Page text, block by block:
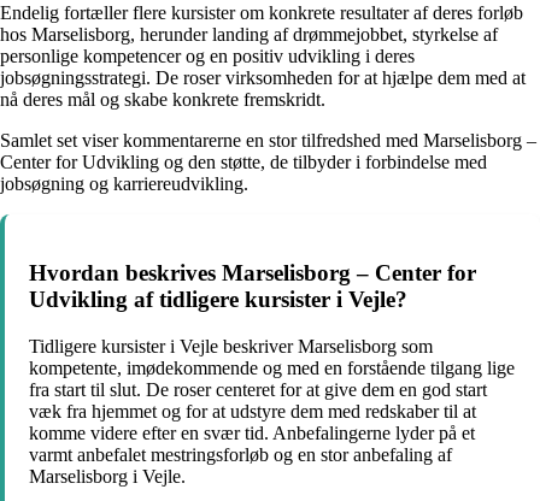
Endelig fortæller flere kursister om konkrete resultater af deres forløb
hos Marselisborg, herunder landing af drømmejobbet, styrkelse af
personlige kompetencer og en positiv udvikling i deres
jobsøgningsstrategi. De roser virksomheden for at hjælpe dem med at
nå deres mål og skabe konkrete fremskridt.
Samlet set viser kommentarerne en stor tilfredshed med Marselisborg –
Center for Udvikling og den støtte, de tilbyder i forbindelse med
jobsøgning og karriereudvikling.
Hvordan beskrives Marselisborg – Center for
Udvikling af tidligere kursister i Vejle?
Tidligere kursister i Vejle beskriver Marselisborg som
kompetente, imødekommende og med en forstående tilgang lige
fra start til slut. De roser centeret for at give dem en god start
væk fra hjemmet og for at udstyre dem med redskaber til at
komme videre efter en svær tid. Anbefalingerne lyder på et
varmt anbefalet mestringsforløb og en stor anbefaling af
Marselisborg i Vejle.